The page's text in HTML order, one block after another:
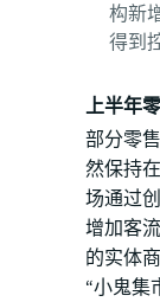
构新
得到
上半年
部分零
然保持
场通过
增加客
的实体
“小鬼集